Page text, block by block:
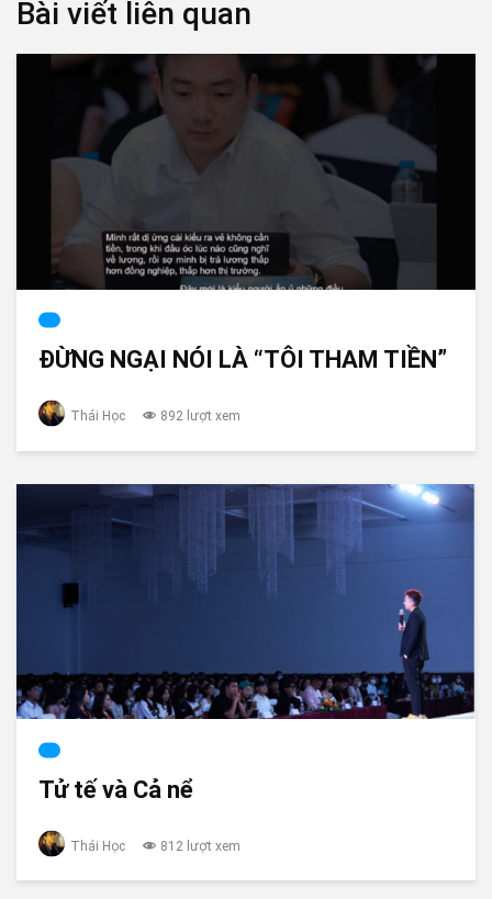
Bài viết liên quan
ĐỪNG NGẠI NÓI LÀ “TÔI THAM TIỀN”
Thái Học 892 lượt xem
Tử tế và Cả nể
Thái Học 812 lượt xem